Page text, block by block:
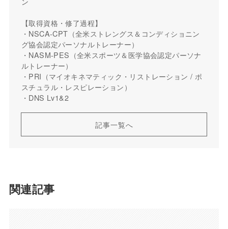
【取得資格・修了過程】
・NSCA-CPT（全米ストレングス＆コンディショニン
グ協会認定パーソナルトレーナー）
・NASM-PES（全米スポーツ＆医学協会認定パーソナ
ルトレーナー）
・PRI（マイオキネマティック・リストレーション / ポ
スチュラル・レスピレーション）
・DNS Lv1&2
記事一覧へ
関連記事